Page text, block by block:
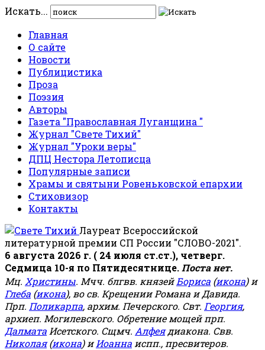
Искать...
Главная
О сайте
Новости
Публицистика
Проза
Поэзия
Авторы
Газета "Православная Луганщина "
Журнал "Свете Тихий"
Журнал "Уроки веры"
ДПЦ Нестора Летописца
Популярные записи
Храмы и святыни Ровеньковской епархии
Стиховизор
Контакты
Лауреат Всероссийской
литературной премии СП России "СЛОВО-2021".
6 августа 2026 г. ( 24 июля ст.ст.), четверг.
Седмица 10-я по Пятидесятнице. Поста нет.
Мц. Христины. Мчч. блгвв. князейБориса (икона) и
Глеба (икона), во св. Крещении Романа и Давида.
Прп. Поликарпа, архим. Печерского. Свт. Георгия,
архиеп. Могилевского. Обретение мощей прп.
Далмата Исетского. Сщмч. Алфеядиакона. Свв.
Николая(икона) иИоанна испп., пресвитеров.